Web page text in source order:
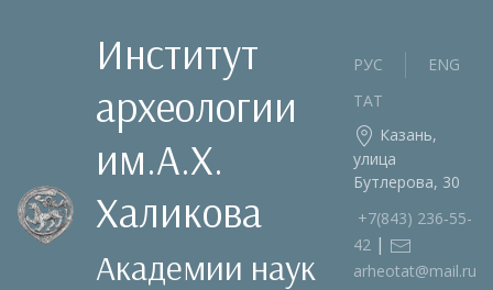
Институт
археологии
им.А.Х.
Халикова
Академии наук
РУС
ENG
ТАТ
Казань,
улица
Бутлерова, 30
+7(843) 236‑55-
42 |
arheotat@mail.ru